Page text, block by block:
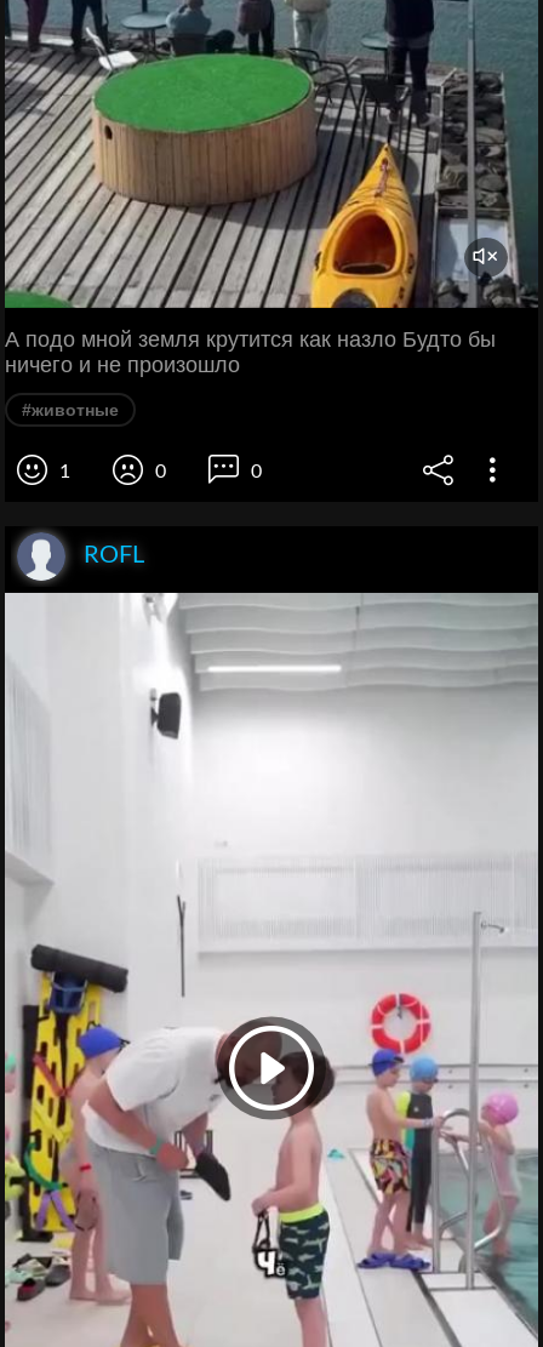
А подо мной земля крутится как назло Будто бы
ничего и не произошло
#животные
1 0 0
ROFL